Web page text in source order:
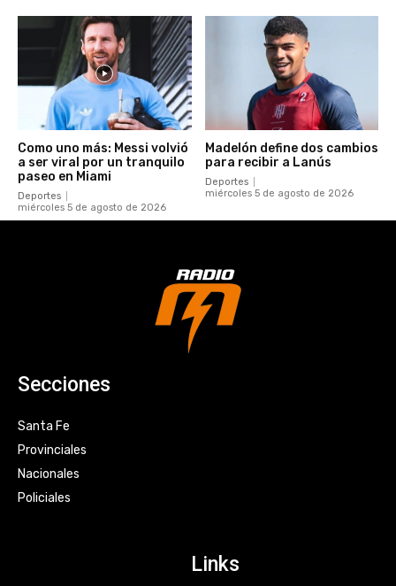
Como uno más: Messi volvió
a ser viral por un tranquilo
paseo en Miami
Deportes
miércoles 5 de agosto de 2026
Madelón define dos cambios
para recibir a Lanús
Deportes
miércoles 5 de agosto de 2026
Secciones
Santa Fe
Provinciales
Nacionales
Policiales
Links